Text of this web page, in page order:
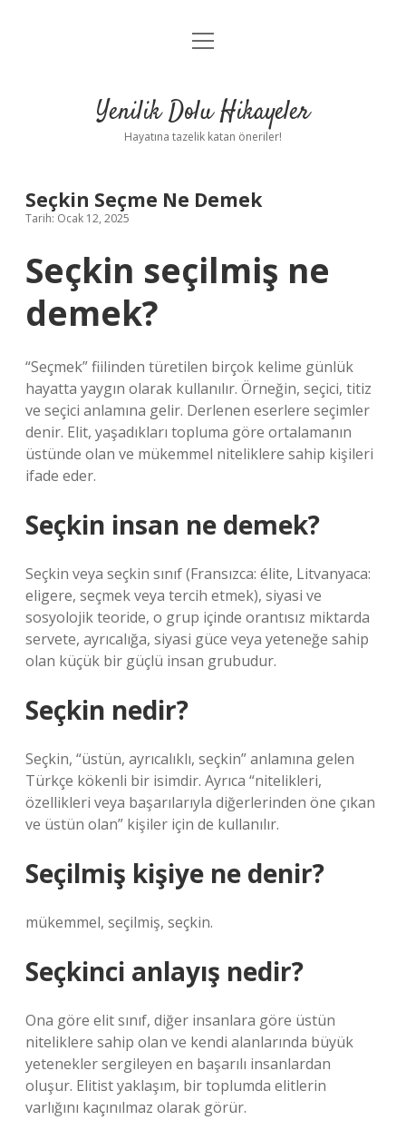
Anasayfa
Yasal Uyarı
menüyü
Yenilik Dolu Hikayeler
Hayatına tazelik katan öneriler!
Seçkin Seçme Ne Demek
Tarih: Ocak 12, 2025
Seçkin seçilmiş ne
demek?
“Seçmek” fiilinden türetilen birçok kelime günlük
hayatta yaygın olarak kullanılır. Örneğin, seçici, titiz
ve seçici anlamına gelir. Derlenen eserlere seçimler
denir. Elit, yaşadıkları topluma göre ortalamanın
üstünde olan ve mükemmel niteliklere sahip kişileri
ifade eder.
Seçkin insan ne demek?
Seçkin veya seçkin sınıf (Fransızca: élite, Litvanyaca:
eligere, seçmek veya tercih etmek), siyasi ve
sosyolojik teoride, o grup içinde orantısız miktarda
servete, ayrıcalığa, siyasi güce veya yeteneğe sahip
olan küçük bir güçlü insan grubudur.
Seçkin nedir?
Seçkin, “üstün, ayrıcalıklı, seçkin” anlamına gelen
Türkçe kökenli bir isimdir. Ayrıca “nitelikleri,
özellikleri veya başarılarıyla diğerlerinden öne çıkan
ve üstün olan” kişiler için de kullanılır.
Seçilmiş kişiye ne denir?
mükemmel, seçilmiş, seçkin.
Seçkinci anlayış nedir?
Ona göre elit sınıf, diğer insanlara göre üstün
niteliklere sahip olan ve kendi alanlarında büyük
yetenekler sergileyen en başarılı insanlardan
oluşur. Elitist yaklaşım, bir toplumda elitlerin
varlığını kaçınılmaz olarak görür.